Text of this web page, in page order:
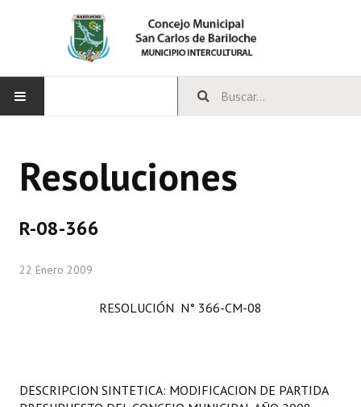
CONCEJO
Comisiones Especiales
Resoluciones
R-08-366
22 Enero 2009
RESOLUCIÓN N° 366-CM-08
DESCRIPCION SINTETICA: MODIFICACION DE PARTIDA